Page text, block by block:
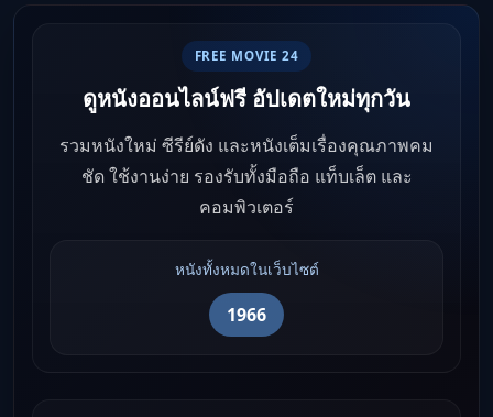
FREE MOVIE 24
ดูหนังออนไลน์ฟรี อัปเดตใหม่ทุกวัน
รวมหนังใหม่ ซีรีย์ดัง และหนังเต็มเรื่องคุณภาพคม
ชัด ใช้งานง่าย รองรับทั้งมือถือ แท็บเล็ต และ
คอมพิวเตอร์
หนังทั้งหมดในเว็บไซต์
1966